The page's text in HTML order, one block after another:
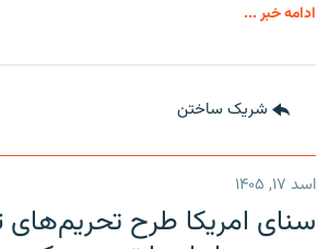
ادامه خبر ...
شریک ساختن
اسد ۱۷, ۱۴۰۵
سنای امریکا طرح تحریم‌های